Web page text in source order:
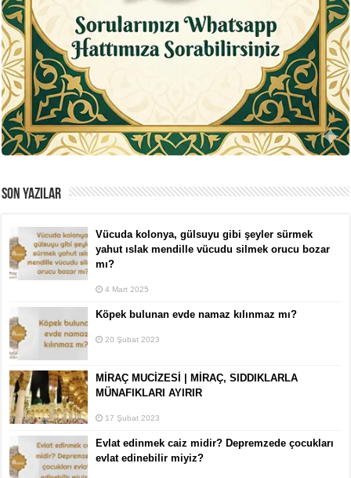
SON YAZILAR
Vücuda kolonya, gülsuyu gibi şeyler sürmek
yahut ıslak mendille vücudu silmek orucu bozar
mı?
4 Mart 2025
Köpek bulunan evde namaz kılınmaz mı?
20 Şubat 2023
MİRAÇ MUCİZESİ | MİRAÇ, SIDDIKLARLA
MÜNAFIKLARI AYIRIR
17 Şubat 2023
Evlat edinmek caiz midir? Depremzede çocukları
evlat edinebilir miyiz?